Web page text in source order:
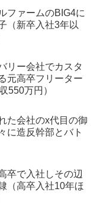
ファームのBIG4に
（新卒入社3年以
リー会社でカスタ
元高卒フリーター
550万円）
た会社のx代目の御
に造反幹部とバト
卒で入社しその辺
（高卒入社10年ほ